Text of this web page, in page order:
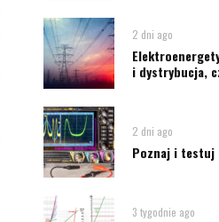
2 dni ago
i dystrybucja,
2 dni ago
Poznaj i testuj
3 tygodnie ago